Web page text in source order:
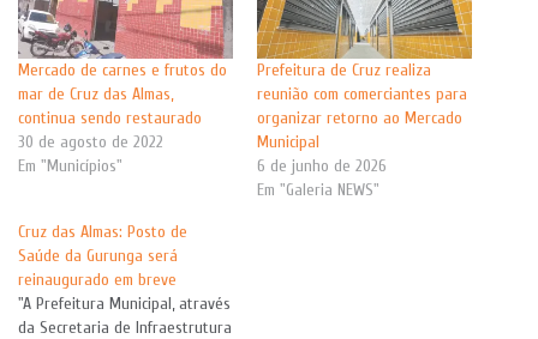
Mercado de carnes e frutos do
mar de Cruz das Almas,
continua sendo restaurado
30 de agosto de 2022
Em "Municípios"
Prefeitura de Cruz realiza
reunião com comerciantes para
organizar retorno ao Mercado
Municipal
6 de junho de 2026
Em "Galeria NEWS"
Cruz das Almas: Posto de
Saúde da Gurunga será
reinaugurado em breve
"A Prefeitura Municipal, através
da Secretaria de Infraestrutura